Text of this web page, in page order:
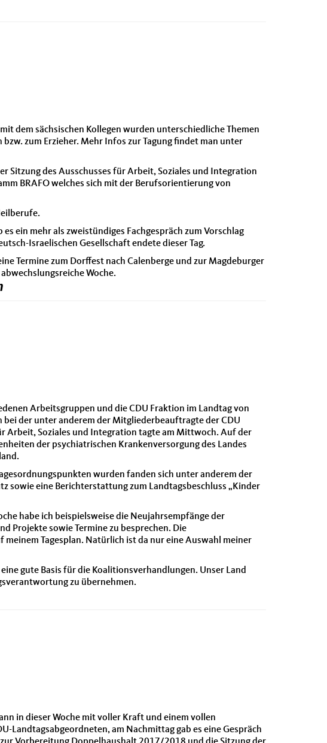
dem sächsischen Kollegen wurden unterschiedliche Themen
zum Erzieher. Mehr Infos zur Tagung findet man unter
Sitzung des Ausschusses für Arbeit, Soziales und Integration
BRAFO welches sich mit der Berufsorientierung von
ein mehr als zweistündiges Fachgespräch zum Vorschlag
Israelischen Gesellschaft endete dieser Tag.
Termine zum Dorffest nach Calenberge und zur Magdeburger
Woche.
Arbeitsgruppen und die CDU Fraktion im Landtag von
der unter anderem der Mitgliederbeauftragte der CDU
Arbeit, Soziales und Integration tagte am Mittwoch. Auf der
der psychiatrischen Krankenversorgung des Landes
wurden fanden sich unter anderem der
sowie eine Berichterstattung zum Landtagsbeschluss „Kinder
habe ich beispielsweise die Neujahrsempfänge der
Projekte sowie Termine zu besprechen. Die
meinem Tagesplan. Natürlich ist da nur eine Auswahl meiner
gute Basis für die Koalitionsverhandlungen. Unser Land
zu übernehmen.
in dieser Woche mit voller Kraft und einem vollen
Landtagsabgeordneten, am Nachmittag gab es eine Gespräch